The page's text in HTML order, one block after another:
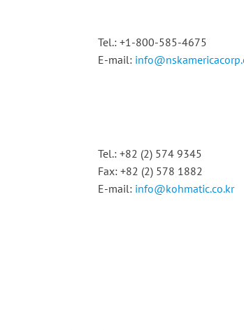
Tel.: +1-800-585-4675
E-mail:
Tel.: +82 (2) 574 9345
Fax: +82 (2) 578 1882
E-mail: info@kohmatic.co.kr